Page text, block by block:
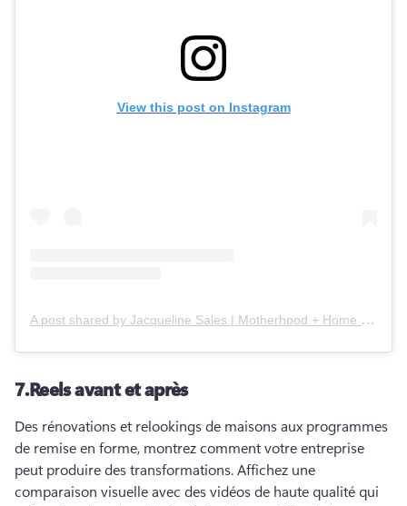
View this post on Instagram
A post shared by Jacqueline Sales | Motherhood + Home
7.Reels avant et après
Des rénovations et relookings de maisons aux programmes
de remise en forme, montrez comment votre entreprise
peut produire des transformations. Affichez une
comparaison visuelle avec des vidéos de haute qualité qui